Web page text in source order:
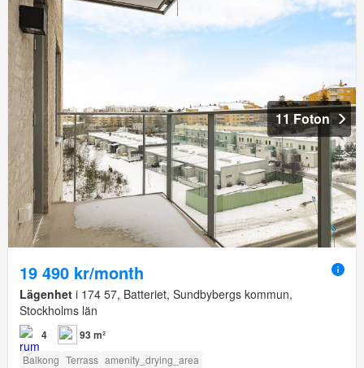
11 Foton
19 490 kr/month
Lägenhet i 174 57, Batteriet, Sundbybergs kommun,
Stockholms län
4 93 m²
Balkong Terrass amenity_drying_area